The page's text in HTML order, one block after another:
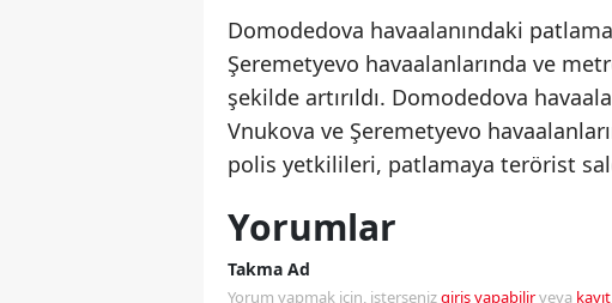
Domodedova havaalanındaki
Şeremetyevo havaalanlarında ve
şekilde artırıldı. Domodedova
Vnukova ve Şeremetyevo
polis yetkilileri, patlamaya terörist
Yorumlar
Takma Ad
Yorum yapmak için, istersenizgiriş yapabilirveya